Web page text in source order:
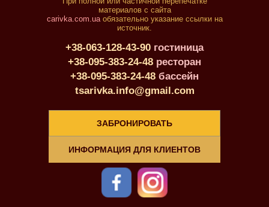
материалов с сайта
carivka.com.uaобязательно указание ссылки на
источник.
+38-063-128-43-90 гостиница
+38-095-383-24-48 ресторан
+38-095-383-24-48 бассейн
tsarivka.info@gmail.com
ИНФОРМАЦИЯ ДЛЯ КЛИЕНТОВ
ЗАБРОНИРОВАТЬ